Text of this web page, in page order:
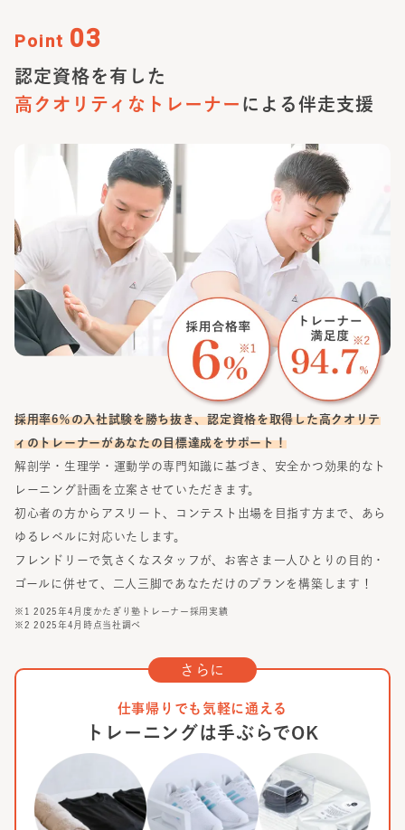
Point 03
認定資格を有した
高クオリティな トレーナー による伴走支援
採用率6％の入社試験を勝ち抜き、認定資格を取得した高クオリテ
ィのトレーナーがあなたの目標達成をサポート！
解剖学・生理学・運動学の専門知識に基づき、安全かつ効果的なト
レーニング計画を立案させていただきます。
初心者の方からアスリート、コンテスト出場を目指す方まで、あら
ゆるレベルに対応いたします。
フレンドリーで気さくなスタッフが、お客さま一人ひとりの目的・
ゴールに併せて、二人三脚であなただけのプランを構築します！
※1 2025年4月度かたぎり塾トレーナー採用実績
※2 2025年4月時点当社調べ
さらに
仕事帰りでも気軽に通える
トレーニングは手ぶらでOK